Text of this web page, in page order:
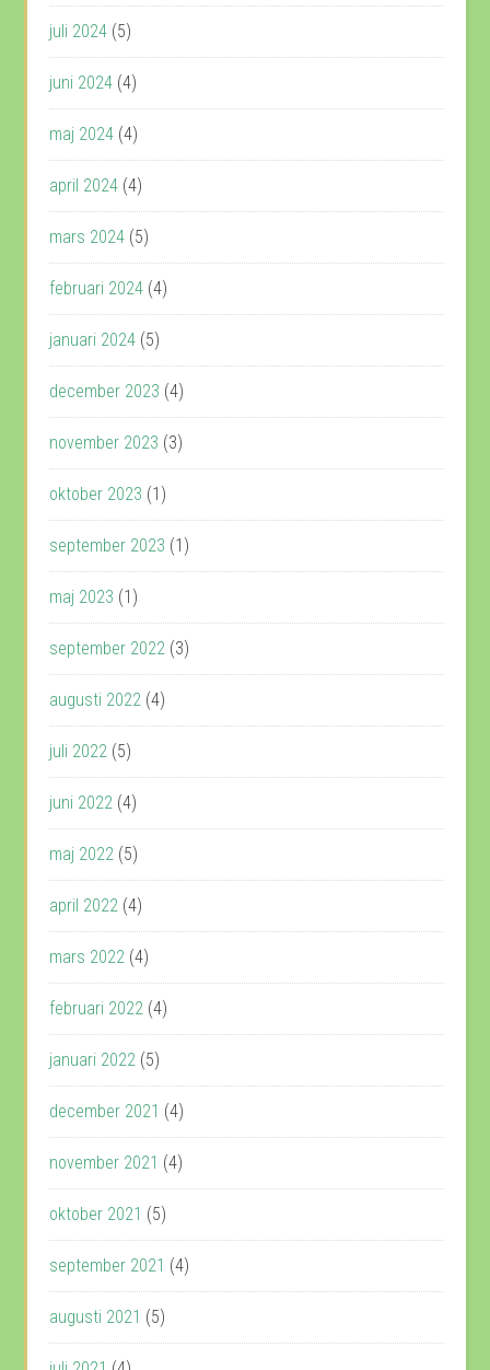
juli 2024 (5)
juni 2024 (4)
maj 2024 (4)
april 2024 (4)
mars 2024 (5)
februari 2024 (4)
januari 2024 (5)
december 2023 (4)
november 2023 (3)
oktober 2023 (1)
september 2023 (1)
maj 2023 (1)
september 2022 (3)
augusti 2022 (4)
juli 2022 (5)
juni 2022 (4)
maj 2022 (5)
april 2022 (4)
mars 2022 (4)
februari 2022 (4)
januari 2022 (5)
december 2021 (4)
november 2021 (4)
oktober 2021 (5)
september 2021 (4)
augusti 2021 (5)